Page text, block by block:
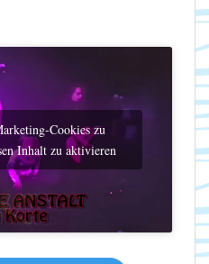
Cookies zu
Inhalt zu aktivieren